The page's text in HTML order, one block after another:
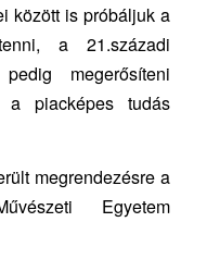
között is próbáljuk a
a 21.századi
megerősíteni
piacképes tudás
megrendezésre a
Egyetem